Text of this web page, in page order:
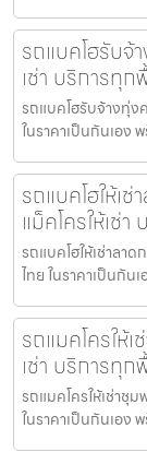
รถแบคโฮรับจ้
เช่า บริการทุ
รถแบคโฮรับจ้างทุ่ง
ในราคาเป็นกันเอง
รถแบคโฮให้เ
แม็คโครให้เช่
รถแบคโฮให้เช่าลา
ไทย ในราคาเป็นกั
รถแมคโครให้
เช่า บริการทุ
รถแมคโครให้เช่าชุ
ในราคาเป็นกันเอง